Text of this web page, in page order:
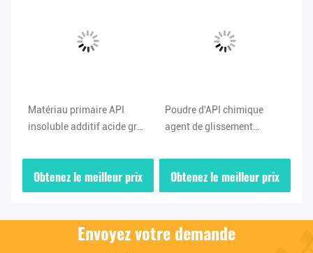
Matériau primaire API
insoluble additif acide gras
d'oléamide
Obtenez le meilleur prix
Poudre d'API chimique
agent de glissement
0 Haute pureté
Obtenez le meilleur prix
Envoyez votre demande